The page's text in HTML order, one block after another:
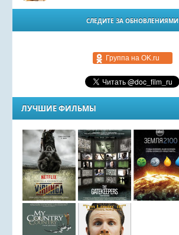
СЛЕДИТЕ ЗА ОБНОВЛЕНИЯМИ
Группа на OK.ru
ЛУЧШИЕ ФИЛЬМЫ